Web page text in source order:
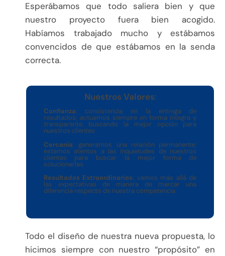
Esperábamos que todo saliera bien y que
nuestro proyecto fuera bien acogido.
Habíamos trabajado mucho y estábamos
convencidos de que estábamos en la senda
correcta.
Nuestros Valores:
Confianza: consistencia en la entrega de
resultados; actuamos siempre en forma íntegra y
transparente, buscando la mejor opción para
nuestros clientes
Cercanía: generamos una relación permanente;
estamos atentos a las inquietudes de nuestros
clientes para buscar la mejor forma de
solucionarlas
Resultados Extraordinarios: vamos más allá de
las expectativas de manera de marcar una
diferencia respecto de nuestra competencia
Todo el diseño de nuestra nueva propuesta, lo
hicimos siempre con nuestro “propósito” en